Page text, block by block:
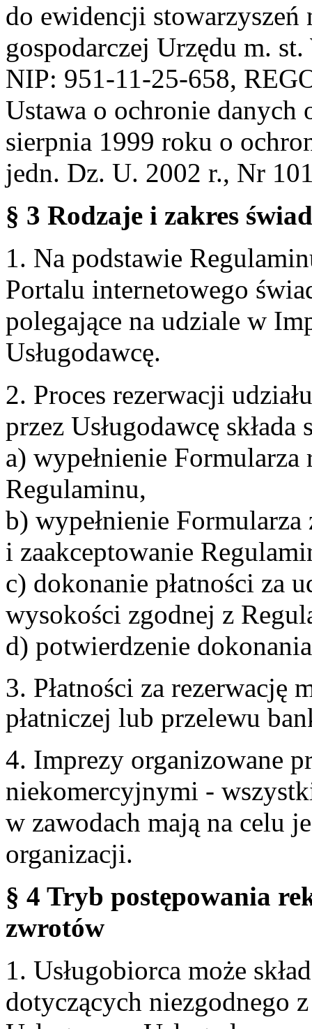
do ewidencji stowarzyszeń
gospodarczej Urzędu m.
NIP: 951-11-25-658,
Ustawa o ochronie danych
sierpnia 1999 roku o
jedn. Dz. U. 2002 r., Nr
§ 3 Rodzaje i zakres
1. Na podstawie
Portalu internetowego
polegające na udziale w
Usługodawcę.
2. Proces rezerwacji
przez Usługodawcę
a) wypełnienie
Regulaminu,
b) wypełnienie Formularza
i zaakceptowanie
c) dokonanie płatności za
wysokości zgodnej z
d) potwierdzenie
3. Płatności za rezerwację
płatniczej lub przelewu
4. Imprezy organizowane
niekomercyjnymi -
w zawodach mają na celu
organizacji.
§ 4 Tryb postępowania
zwrotów
1. Usługobiorca może
dotyczących niezgodnego